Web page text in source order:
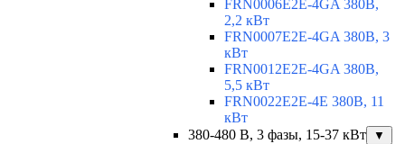
FRN0006E2E-4GA 380В,
2,2 кВт
FRN0007E2E-4GA 380В, 3
кВт
FRN0012E2E-4GA 380В,
5,5 кВт
FRN0022E2E-4E 380В, 11
кВт
380-480 В, 3 фазы, 15-37 кВт
▼